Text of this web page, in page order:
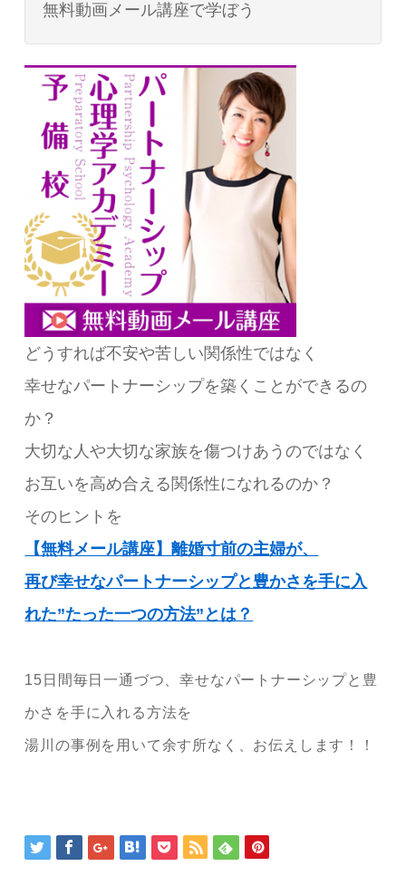
無料動画メール講座で学ぼう
どうすれば不安や苦しい関係性ではなく
幸せなパートナーシップを築くことができるの
か？
大切な人や大切な家族を傷つけあうのではなく
お互いを高め合える関係性になれるのか？
そのヒントを
【無料メール講座】離婚寸前の主婦が、
再び幸せなパートナーシップと豊かさを手に入
れた”たった一つの方法”とは？
15日間毎日一通づつ、幸せなパートナーシップと豊
かさを手に入れる方法を
湯川の事例を用いて余す所なく、お伝えします！！